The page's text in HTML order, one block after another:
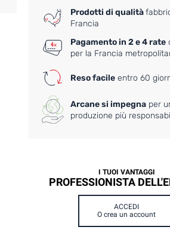
Prodotti di qualità
Francia
Pagamento in 2 e 4 rate
per la Francia
Reso facile entro 60
Arcane si impegna per
produzione più
I TUOI VANTAGGI
PROFESSIONISTA
ACCEDI
O crea un account